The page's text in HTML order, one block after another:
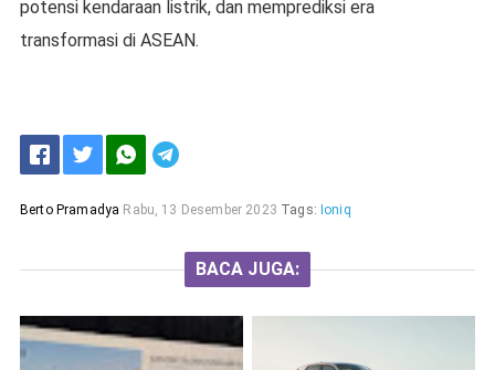
potensi kendaraan listrik, dan memprediksi era
transformasi di ASEAN.
Berto Pramadya Rabu, 13 Desember 2023 Tags: Ioniq
BACA JUGA: